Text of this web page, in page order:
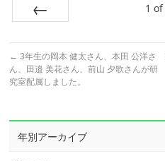
1 of
← 3年生の岡本 健太さん、本田 公洋さ
ん、田邉 美花さん、前山 夕歌さんが研
究室配属しました。
年別アーカイブ